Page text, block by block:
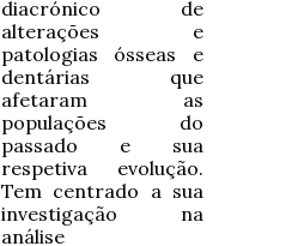
diacrónico de
alterações e
patologias ósseas e
dentárias que
afetaram as
populações do
passado e sua
respetiva evolução.
Tem centrado a sua
investigação na
análise